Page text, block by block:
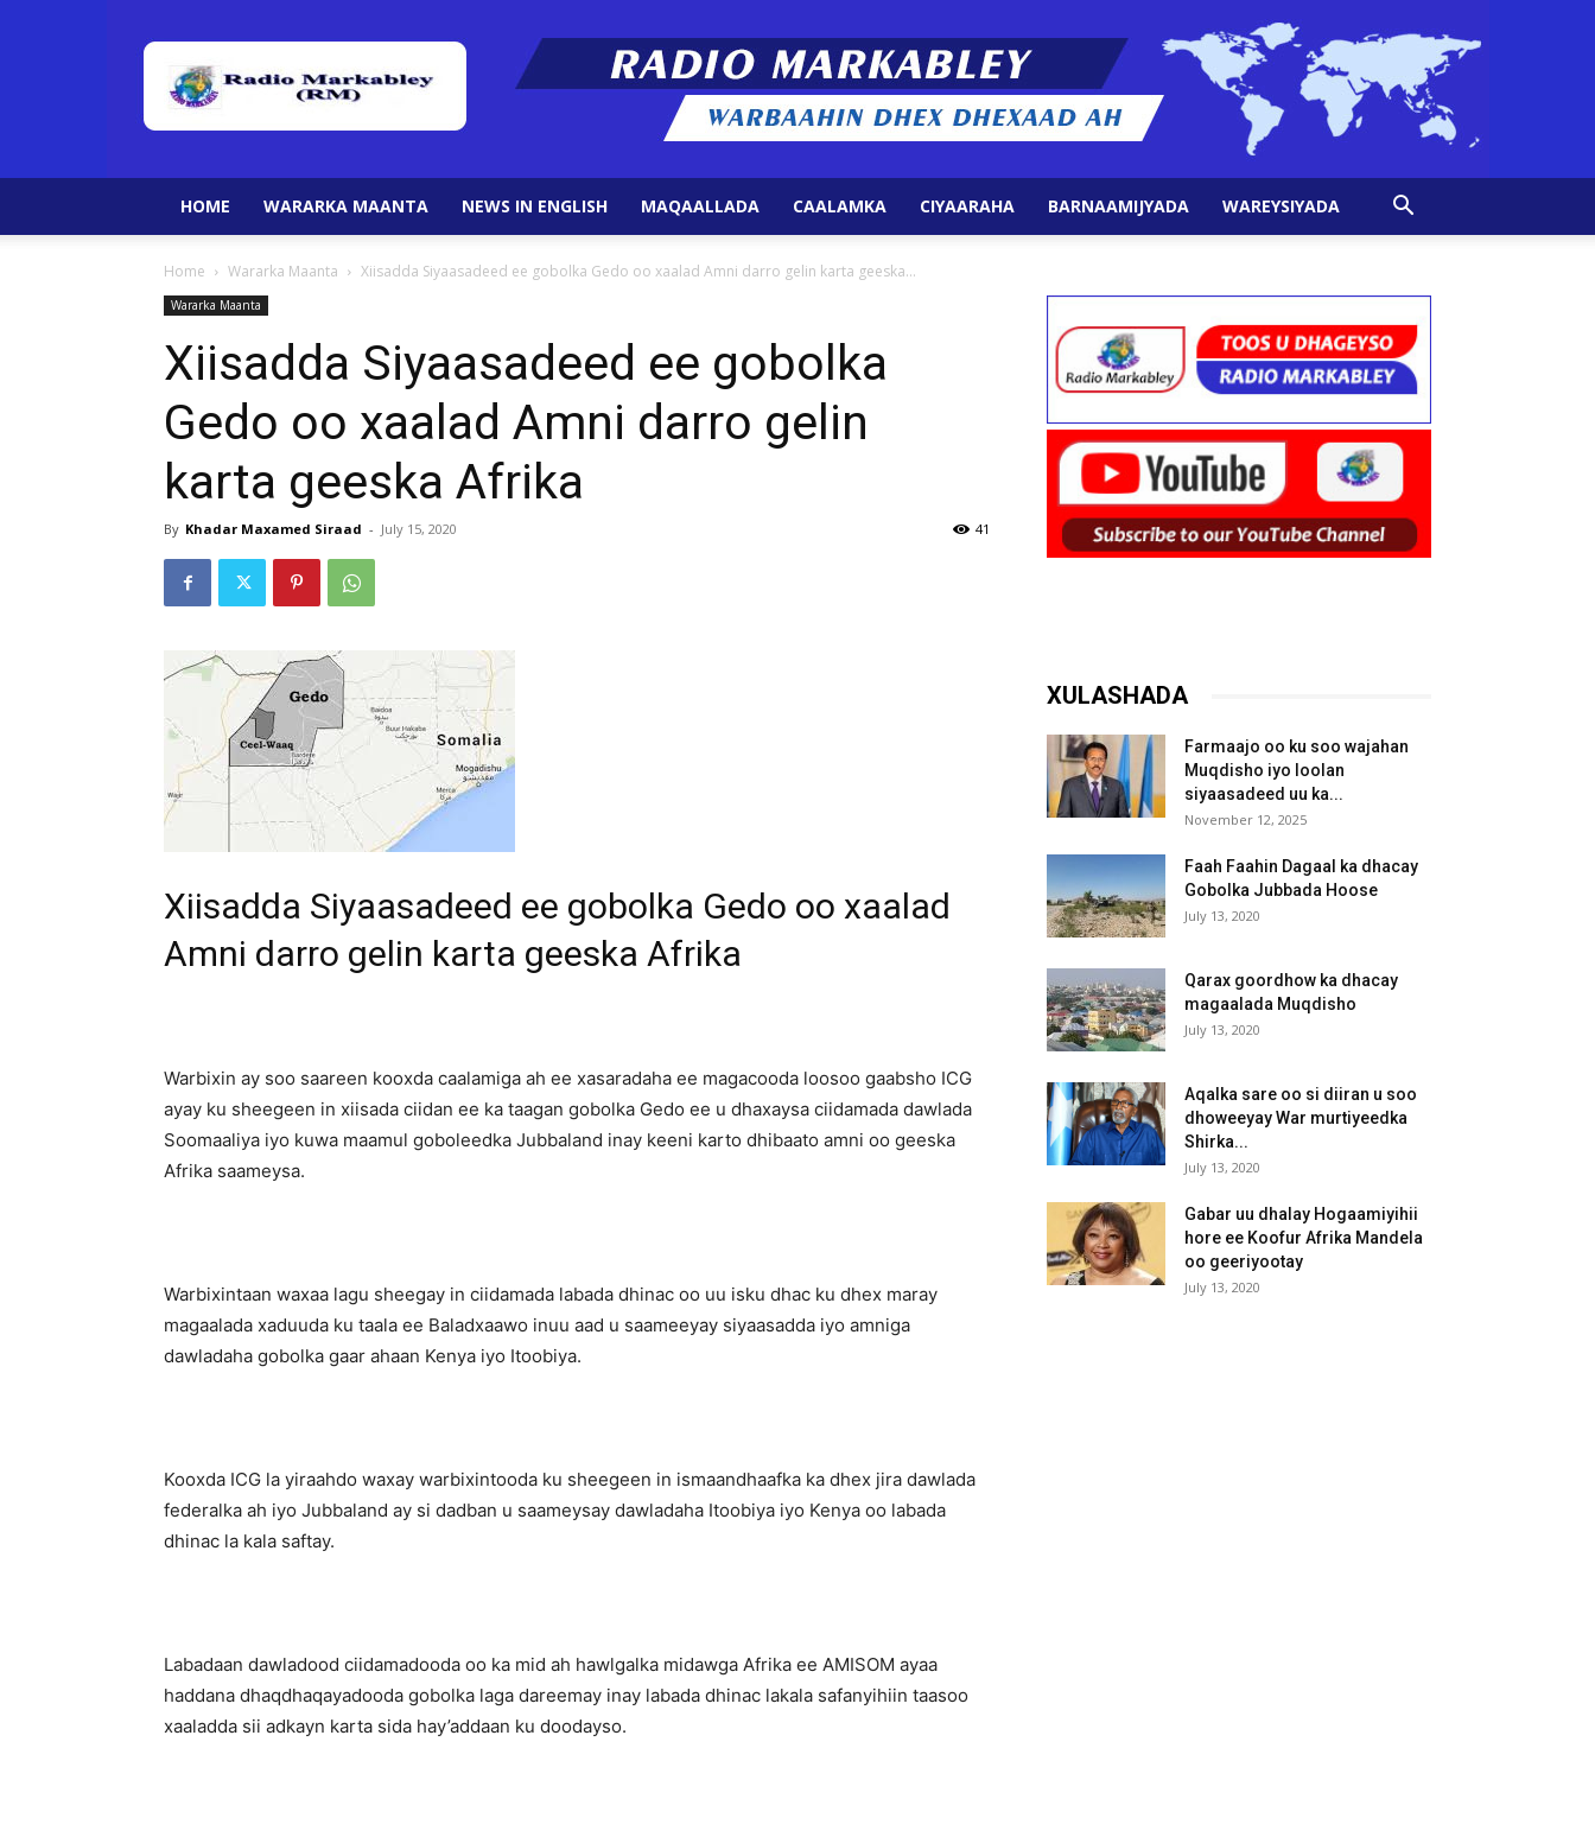
Markabley
HOME WARARKA MAANTA NEWS IN ENGLISH MAQAALLADA CAALAMKA CIYAARAHA BARNAAMIJYADA WAREYSIYADA
Home Wararka Maanta Xiisadda Siyaasadeed ee gobolka Gedo oo xaalad Amni darro gelin karta geeska...
Wararka Maanta
Xiisadda Siyaasadeed ee gobolka
Gedo oo xaalad Amni darro gelin
karta geeska Afrika
By Khadar Maxamed Siraad - July 15, 2020 41
Xiisadda Siyaasadeed ee gobolka Gedo oo xaalad
Amni darro gelin karta geeska Afrika
Warbixin ay soo saareen kooxda caalamiga ah ee xasaradaha ee magacooda loosoo gaabsho ICG
ayay ku sheegeen in xiisada ciidan ee ka taagan gobolka Gedo ee u dhaxaysa ciidamada dawlada
Soomaaliya iyo kuwa maamul goboleedka Jubbaland inay keeni karto dhibaato amni oo geeska
Afrika saameysa.
Warbixintaan waxaa lagu sheegay in ciidamada labada dhinac oo uu isku dhac ku dhex maray
magaalada xaduuda ku taala ee Baladxaawo inuu aad u saameeyay siyaasadda iyo amniga
dawladaha gobolka gaar ahaan Kenya iyo Itoobiya.
Kooxda ICG la yiraahdo waxay warbixintooda ku sheegeen in ismaandhaafka ka dhex jira dawlada
federalka ah iyo Jubbaland ay si dadban u saameysay dawladaha Itoobiya iyo Kenya oo labada
dhinac la kala saftay.
Labadaan dawladood ciidamadooda oo ka mid ah hawlgalka midawga Afrika ee AMISOM ayaa
haddana dhaqdhaqayadooda gobolka laga dareemay inay labada dhinac lakala safanyihiin taasoo
xaaladda sii adkayn karta sida hay’addaan ku doodayso.
XULASHADA
Farmaajo oo ku soo wajahan
Muqdisho iyo loolan
siyaasadeed uu ka...
November 12, 2025
Faah Faahin Dagaal ka dhacay
Gobolka Jubbada Hoose
July 13, 2020
Qarax goordhow ka dhacay
magaalada Muqdisho
July 13, 2020
Aqalka sare oo si diiran u soo
dhoweeyay War murtiyeedka
Shirka...
July 13, 2020
Gabar uu dhalay Hogaamiyihii
hore ee Koofur Afrika Mandela
oo geeriyootay
July 13, 2020